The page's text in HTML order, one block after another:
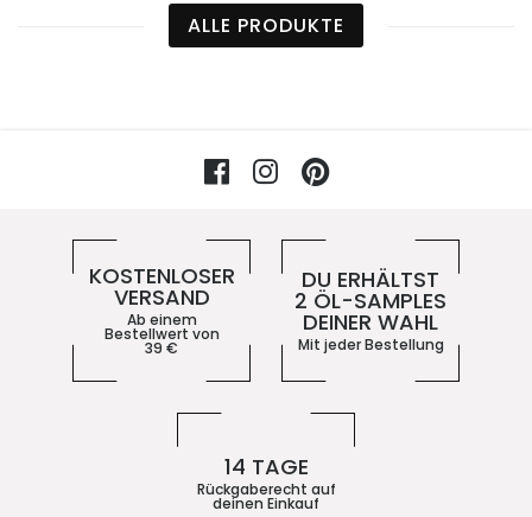
ALLE PRODUKTE
FacebookInstagram
KOSTENLOSER
VERSAND
Ab einem
Bestellwert von
39 €
DU ERHÄLTST
2 ÖL-SAMPLES
DEINER WAHL
Mit jeder Bestellung
14 TAGE
Rückgaberecht auf
deinen Einkauf